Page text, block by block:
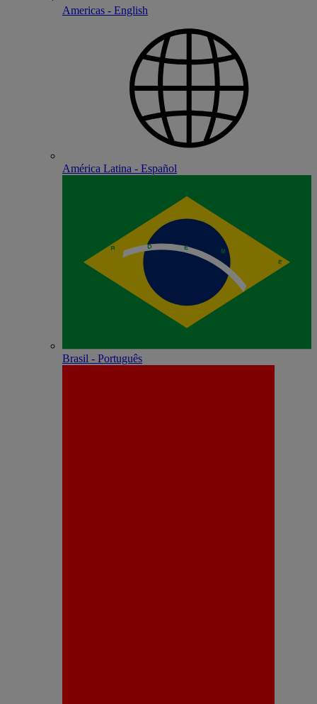
Americas - English
América Latina - Español
Brasil - Português